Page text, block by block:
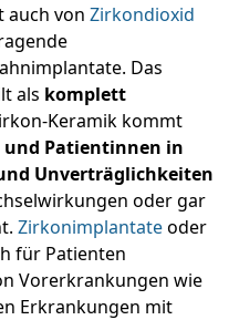
auch von Zirkondioxid
Das
als komplett
Keramik kommt
Patientinnen in
Unverträglichkeiten
oder gar
Zirkonimplantateoder
für Patienten
Vorerkrankungen wie
Erkrankungen mit